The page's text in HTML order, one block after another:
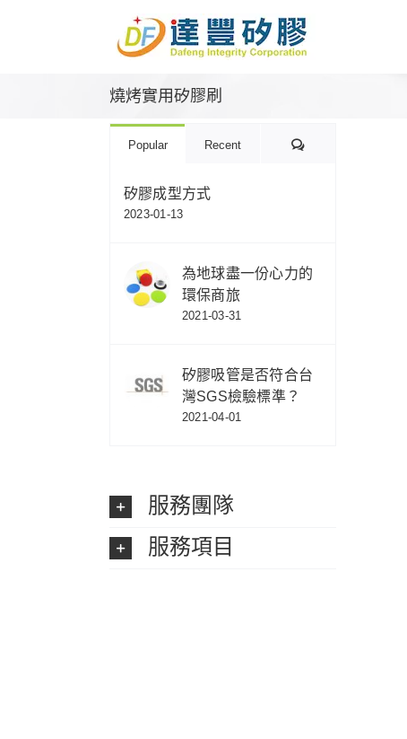
燒烤實用矽膠刷
Popular Recent Comments
矽膠成型方式
2023-01-13
為地球盡一份心力的
環保商旅
2021-03-31
矽膠吸管是否符合台
灣SGS檢驗標準？
2021-04-01
服務團隊
服務項目